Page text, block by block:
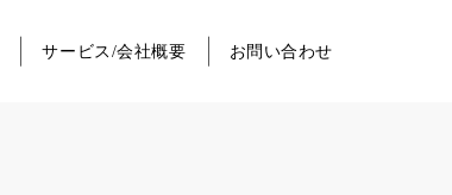
サービス/会社概要 お問い合わせ